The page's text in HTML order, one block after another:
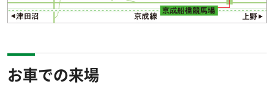
お車での来場